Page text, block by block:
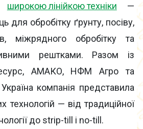
широкою лінійкою техніки —
для обробітку ґрунту, посіву,
міжрядного обробітку та
рештками. Разом із
АМАКО, НФМ Агро та
компанія представила
технологій — від традиційної
до strip-till і no-till.